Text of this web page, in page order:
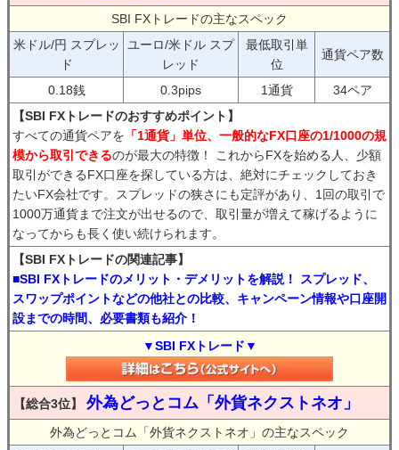
SBI FXトレードの主なスペック
米ドル/円 スプレッ
ド
ユーロ/米ドル スプ
レッド
最低取引単
位
通貨ペア数
0.18銭 0.3pips 1通貨
34ペア
【SBI FXトレードのおすすめポイント】
すべての通貨ペアを 「1通貨」単位、一般的なFX口座の1/1000の規
模から取引できるのが最大の特徴！ これからFXを始める人、少額
取引ができるFX口座を探している方は、絶対にチェックしておき
たいFX会社です。スプレッドの狭さにも定評があり、1回の取引で
1000万通貨まで注文が出せるので、取引量が増えて稼げるように
なってからも長く使い続けられます。
【SBI FXトレードの関連記事】
■SBI FXトレードのメリット・デメリットを解説！ スプレッド、
スワップポイントなどの他社との比較、キャンペーン情報や口座開
設までの時間、必要書類も紹介！
▼SBI FXトレード▼
【総合3位】 外為どっとコム「外貨ネクストネオ」
外為どっとコム「外貨ネクストネオ」の主なスペック